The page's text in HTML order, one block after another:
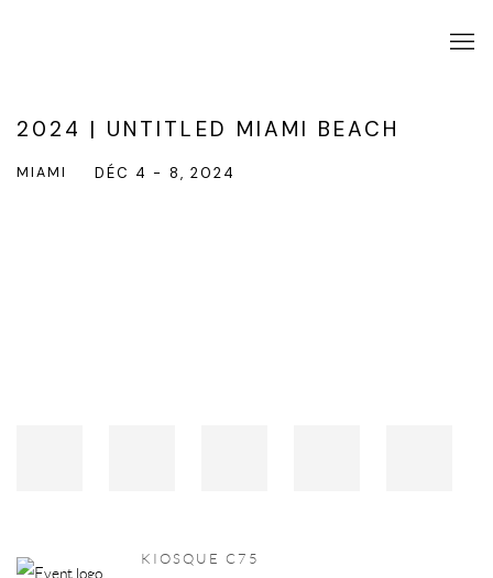
2024 | UNTITLED MIAMI BEACH
MIAMI DÉC 4 - 8, 2024
KIOSQUE C75